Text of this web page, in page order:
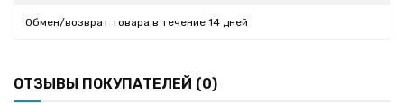
Обмен/возврат товара в течение 14 дней
ОТЗЫВЫ ПОКУПАТЕЛЕЙ (0)